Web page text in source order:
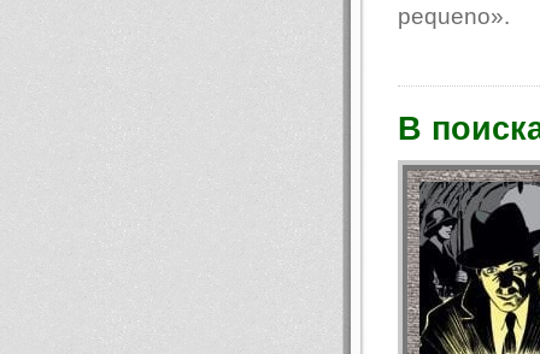
pequeno».
В